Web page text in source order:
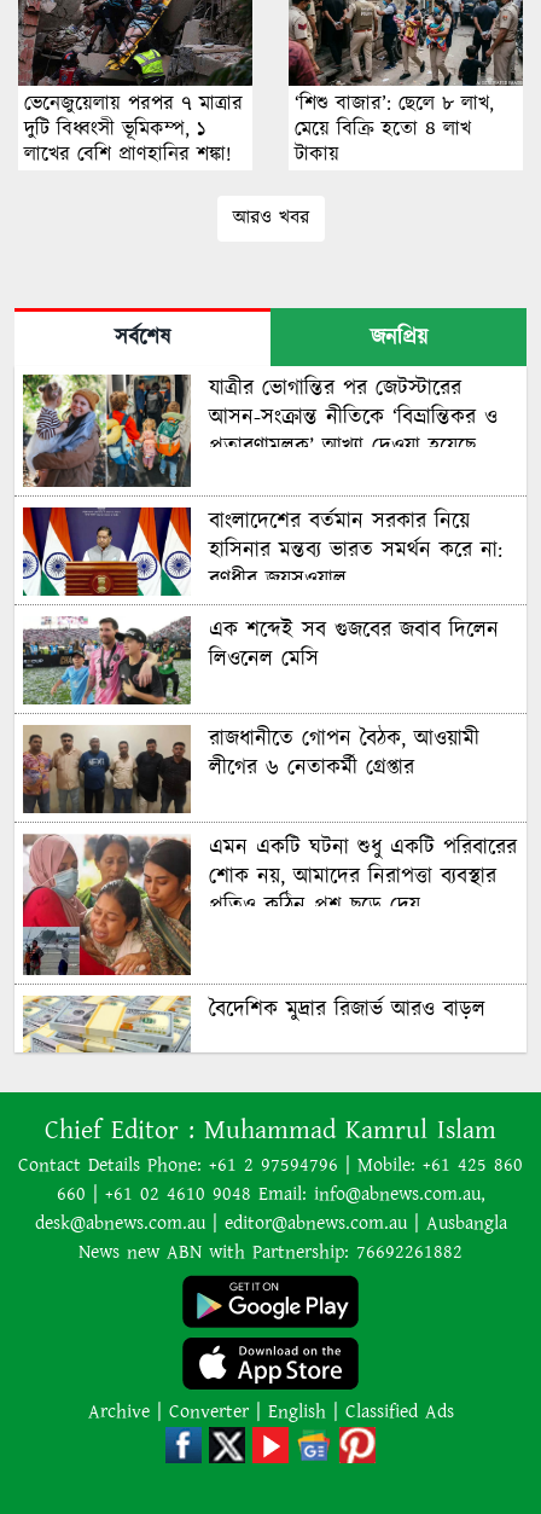
ভেনেজুয়েলায় পরপর ৭ মাত্রার
দুটি বিধ্বংসী ভূমিকম্প, ১
লাখের বেশি প্রাণহানির শঙ্কা!
‘শিশু বাজার’: ছেলে ৮ লাখ,
মেয়ে বিক্রি হতো ৪ লাখ
টাকায়
আরও খবর
সর্বশেষ
জনপ্রিয়
যাত্রীর ভোগান্তির পর জেটস্টারের
আসন-সংক্রান্ত নীতিকে ‘বিভ্রান্তিকর ও
প্রতারণামূলক’ আখ্যা দেওয়া হয়েছে
বাংলাদেশের বর্তমান সরকার নিয়ে
হাসিনার মন্তব্য ভারত সমর্থন করে না:
রণধীর জয়সওয়াল
এক শব্দেই সব গুজবের জবাব দিলেন
লিওনেল মেসি
রাজধানীতে গোপন বৈঠক, আওয়ামী
লীগের ৬ নেতাকর্মী গ্রেপ্তার
এমন একটি ঘটনা শুধু একটি পরিবারের
শোক নয়, আমাদের নিরাপত্তা ব্যবস্থার
প্রতিও কঠিন প্রশ্ন ছুড়ে দেয়
বৈদেশিক মুদ্রার রিজার্ভ আরও বাড়ল
৭০ বছর আগে যা ‍দিয়ে শুরু হয়েছিল
বাংলাদেশের চলচ্চিত্র ‘মুখ ও মুখোশ’
নিউজিল্যান্ডে ৫.৯ মাত্রার শক্তিশালী
ভূমিকম্প
ইরানের বিরুদ্ধে হামলা স্থগিত ট্রাম্পের,
নতুন করে শান্তি আলোচনা শুরু
অজ্ঞাত কারণে অগ্নিকাণ্ডে একই
Chief Editor : Muhammad Kamrul Islam
Contact Details Phone: +61 2 97594796 | Mobile: +61 425 860
660 | +61 02 4610 9048 Email: info@abnews.com.au,
desk@abnews.com.au | editor@abnews.com.au | Ausbangla
News new ABN with Partnership: 76692261882
Archive | Converter | English | Classified Ads